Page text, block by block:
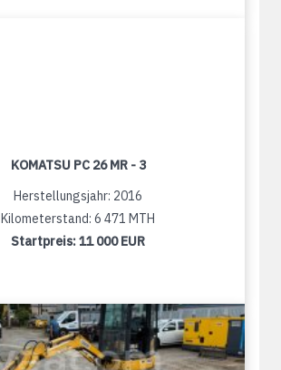
KOMATSU PC 26 MR - 3
Herstellungsjahr: 2016
Kilometerstand: 6 471 MTH
Startpreis:11 000 EUR